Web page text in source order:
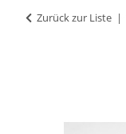
Zurück zur Liste